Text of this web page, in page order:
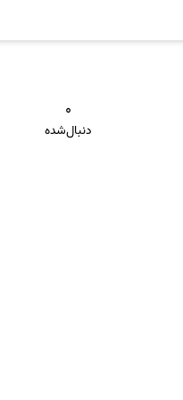
۰
دنبال‌شده